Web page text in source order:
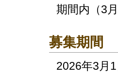
期間内（3
募集期間
2026年3月